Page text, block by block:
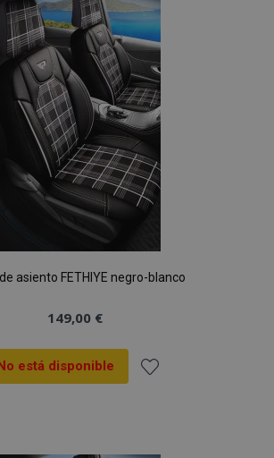
Lista
de
Deseos
asiento FETHIYE negro-blanco
149,00 €
está disponible